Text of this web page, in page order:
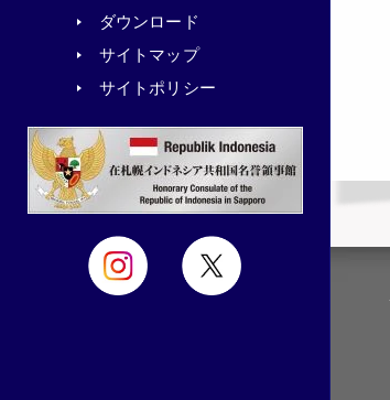
ダウンロード
サイトマップ
サイトポリシー